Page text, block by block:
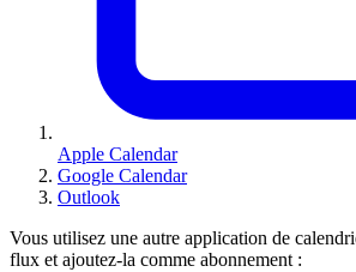
Apple Calendar
Google Calendar
Outlook
Vous utilisez une autre application de
flux et ajoutez-la comme abonnement :